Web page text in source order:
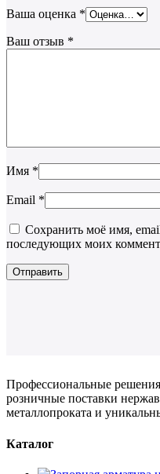
Ваша оценка *
Ваш отзыв *
Имя *
Email *
Сохранить моё имя,
последующих моих
Профессиональные
розничные поставки
металлопроката и
Каталог